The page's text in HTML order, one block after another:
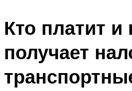
Кто платит и
получает